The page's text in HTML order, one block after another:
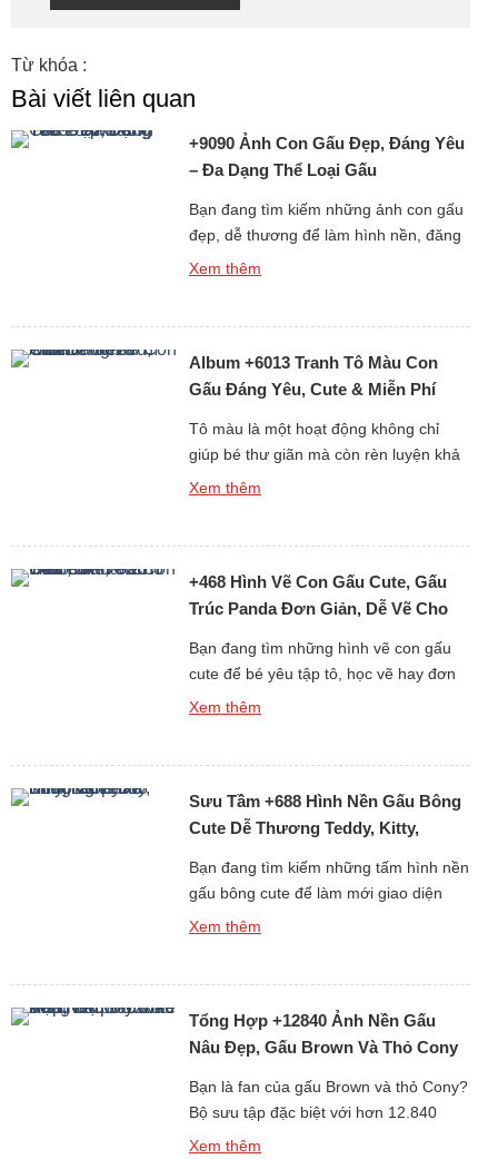
Từ khóa :
Bài viết liên quan
+9090 Ảnh Con Gấu Đẹp, Đáng Yêu
– Đa Dạng Thể Loại Gấu
Bạn đang tìm kiếm những ảnh con gấu
đẹp, dễ thương để làm hình nền, đăng
story, hoặc chia sẻ với bạn bè? Bộ sưu
ngầu, đến những ảnh gấu […]
Xem thêm
Album +6013 Tranh Tô Màu Con
Gấu Đáng Yêu, Cute & Miễn Phí
Tô màu là một hoạt động không chỉ
giúp bé thư giãn mà còn rèn luyện khả
năng tư duy, sự kiên nhẫn và óc sáng
tập hơn 6013 […]
Xem thêm
+468 Hình Vẽ Con Gấu Cute, Gấu
Trúc Panda Đơn Giản, Dễ Vẽ Cho
Bạn đang tìm những hình vẽ con gấu
cute để bé yêu tập tô, học vẽ hay đơn
giản là làm ảnh trang trí, sticker, sổ tay?
đáng yêu […]
Xem thêm
Sưu Tầm +688 Hình Nền Gấu Bông
Cute Dễ Thương Teddy, Kitty,
Bạn đang tìm kiếm những tấm hình nền
gấu bông cute để làm mới giao diện
điện thoại hay máy tính mỗi ngày? Bộ
kế mềm mại, đáng yêu và […]
Xem thêm
Tổng Hợp +12840 Ảnh Nền Gấu
Nâu Đẹp, Gấu Brown Và Thỏ Cony
Bạn là fan của gấu Brown và thỏ Cony?
Bộ sưu tập đặc biệt với hơn 12.840
hình nền gấu Brown cute, đẹp, sắc nét
Xem thêm